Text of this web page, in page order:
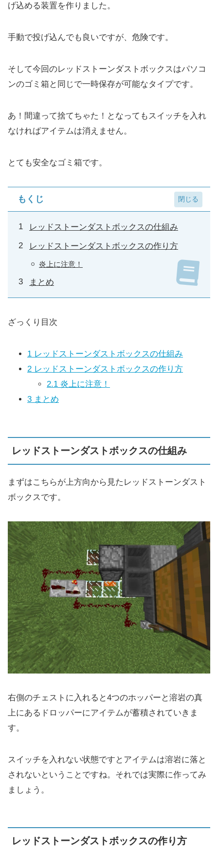
げ込める装置を作りました。
手動で投げ込んでも良いですが、危険です。
そして今回のレッドストーンダストボックスはパソコ
ンのゴミ箱と同じで一時保存が可能なタイプです。
あ！間違って捨てちゃた！となってもスイッチを入れ
なければアイテムは消えません。
とても安全なゴミ箱です。
もくじ
レッドストーンダストボックスの仕組み
レッドストーンダストボックスの作り方
炎上に注意！
まとめ
ざっくり目次
1 レッドストーンダストボックスの仕組み
2 レッドストーンダストボックスの作り方
2.1 炎上に注意！
3 まとめ
レッドストーンダストボックスの仕組み
まずはこちらが上方向から見たレッドストーンダスト
ボックスです。
右側のチェストに入れると4つのホッパーと溶岩の真
上にあるドロッパーにアイテムが蓄積されていきま
す。
スイッチを入れない状態ですとアイテムは溶岩に落と
されないということですね。それでは実際に作ってみ
ましょう。
レッドストーンダストボックスの作り方